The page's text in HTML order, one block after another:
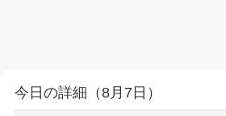
今日の詳細（8月7日）